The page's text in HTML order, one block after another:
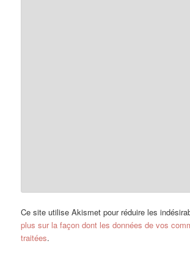
Ce site utilise Akismet pour réduire les
plus sur la façon dont les données de vos
traitées.